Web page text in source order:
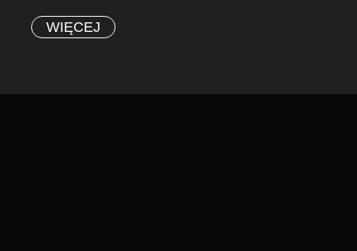
WIĘCEJ